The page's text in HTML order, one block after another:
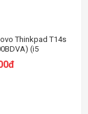
Thinkpad T14s
(i5
RAM/512GB
Dos/Đen)